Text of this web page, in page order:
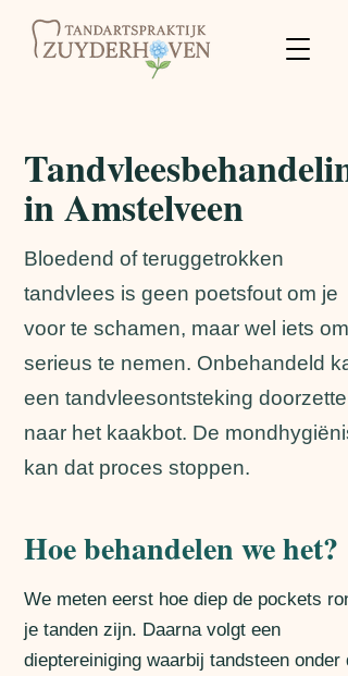
Tandvleesbehandeling
in Amstelveen
Bloedend of teruggetrokken
tandvlees is geen poetsfout om je
voor te schamen, maar wel iets om
serieus te nemen. Onbehandeld
een tandvleesontsteking doorzetten
naar het kaakbot. De
kan dat proces stoppen.
Hoe behandelen we het?
We meten eerst hoe diep de pockets
je tanden zijn. Daarna volgt een
dieptereiniging waarbij tandsteen onder